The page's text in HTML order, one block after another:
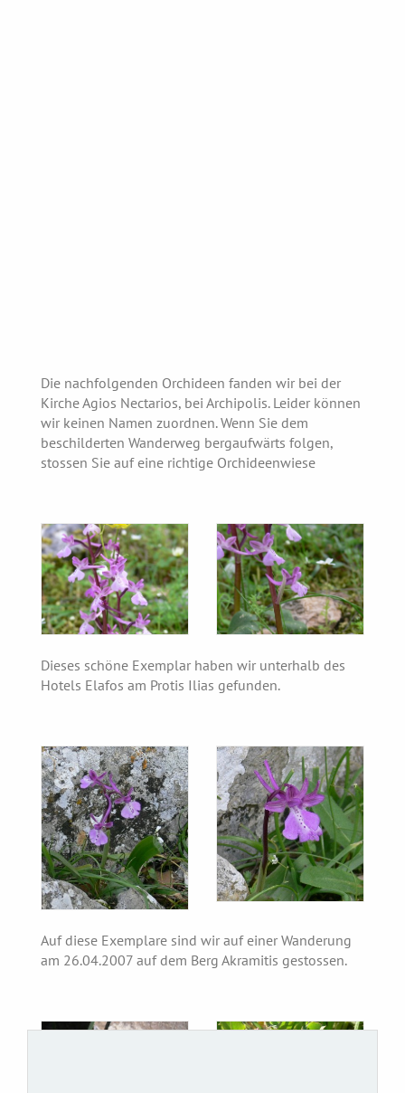
Die nachfolgenden Orchideen fanden wir bei der
Kirche Agios Nectarios, bei Archipolis. Leider können
wir keinen Namen zuordnen. Wenn Sie dem
beschilderten Wanderweg bergaufwärts folgen,
stossen Sie auf eine richtige Orchideenwiese
Dieses schöne Exemplar haben wir unterhalb des
Hotels Elafos am Protis Ilias gefunden.
Auf diese Exemplare sind wir auf einer Wanderung
am 26.04.2007 auf dem Berg Akramitis gestossen.